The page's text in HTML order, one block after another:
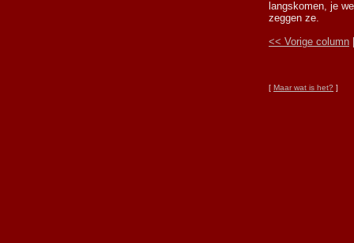
langskomen, je
zeggen ze.
<< Vorige column
[ Maar wat is het? ]